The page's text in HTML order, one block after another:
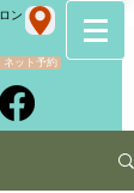
ネット予約
ン